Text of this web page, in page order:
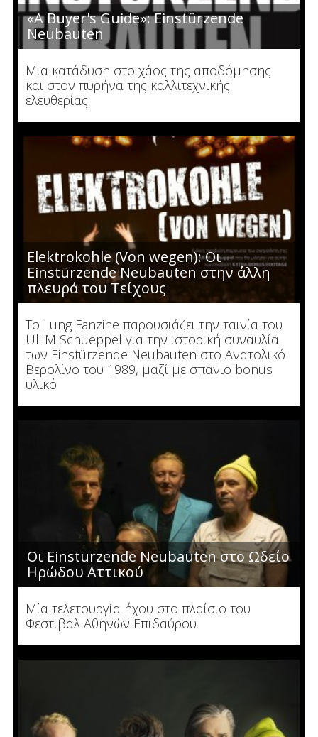
«A Buyer's Guide»: Einstürzende
Neubauten
Μια κατάδυση στο χάος της αποδόμησης
και στον πυρήνα της καλλιτεχνικής
ελευθερίας
Elektrokohle (Von wegen): Οι
Einstürzende Neubauten στην άλλη
πλευρά του Τείχους
Το Lung Fanzine παρουσιάζει την ταινία του
Uli M Schueppel για την ιστορική συναυλία
των Einstürzende Neubauten στο Ανατολικό
Βερολίνο του 1989, μαζί με σπάνιο bonus
υλικό
Οι Einsturzende Neubauten στο Ωδείο
Ηρώδου Αττικού
Μία τελετουργία ήχου στο πλαίσιο του
Φεστιβάλ Αθηνών Επιδαύρου